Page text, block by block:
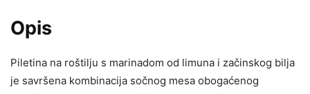
Opis
Piletina na roštilju s marinadom od limuna i začinskog bilja
je savršena kombinacija sočnog mesa obogaćenog